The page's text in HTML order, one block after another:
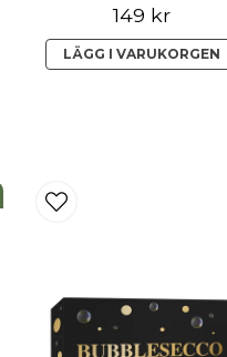
149 kr
LÄGG I VARUKORGEN